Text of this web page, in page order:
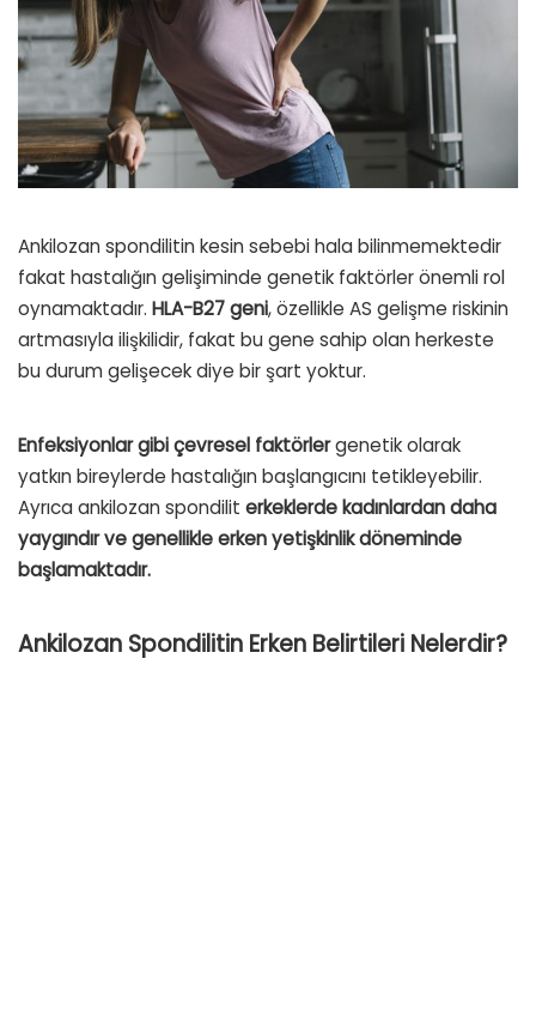
Ankilozan spondilitin kesin sebebi hala bilinmemektedir
fakat hastalığın gelişiminde genetik faktörler önemli rol
oynamaktadır. HLA-B27 geni, özellikle AS gelişme riskinin
artmasıyla ilişkilidir, fakat bu gene sahip olan herkeste
bu durum gelişecek diye bir şart yoktur.
Enfeksiyonlar gibi çevresel faktörlergenetik olarak
yatkın bireylerde hastalığın başlangıcını tetikleyebilir.
Ayrıca ankilozan spondilit erkeklerde kadınlardan daha
yaygındır ve genellikle erken yetişkinlik döneminde
başlamaktadır.
Ankilozan Spondilitin Erken Belirtileri Nelerdir?